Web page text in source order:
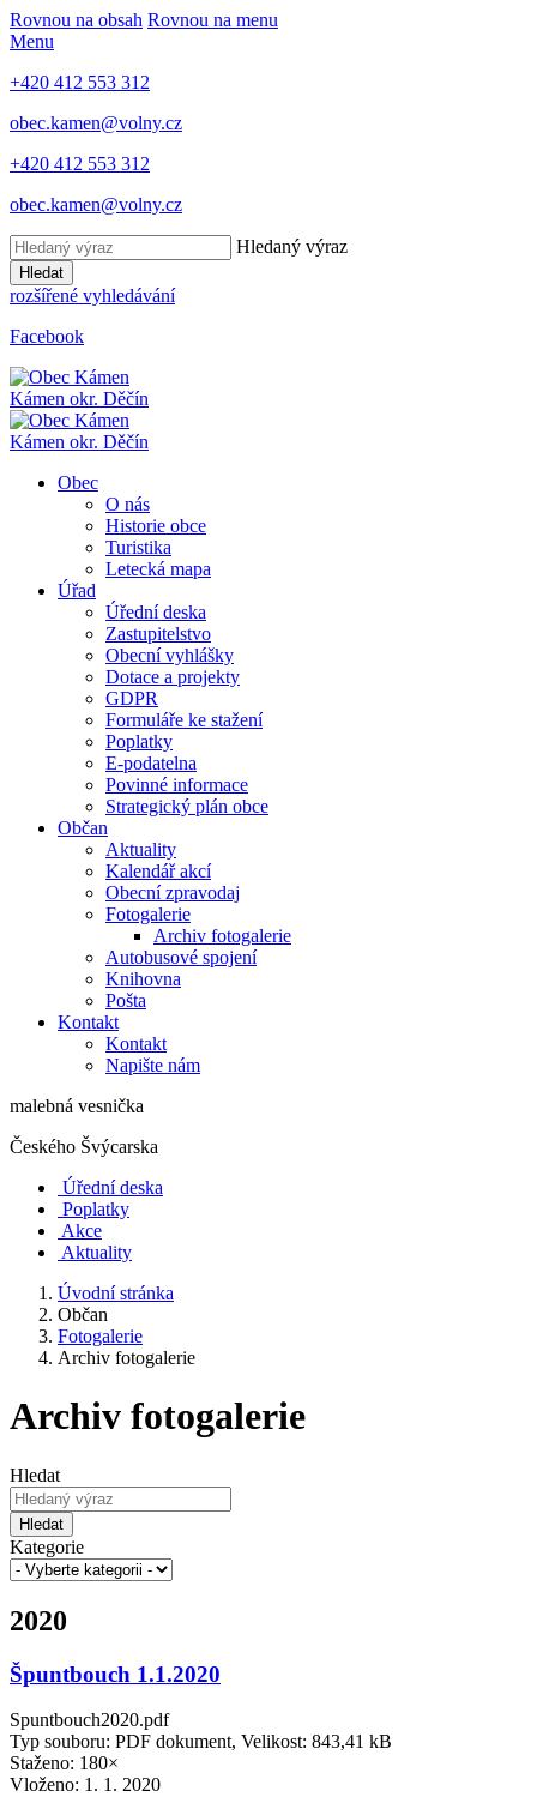
Rovnou na obsah Rovnou na menu
Menu
+420 412 553 312
obec.kamen@volny.cz
+420 412 553 312
obec.kamen@volny.cz
Hledaný výraz
Hledat
rozšířené vyhledávání
Facebook
Kámen okr. Děčín
Kámen okr. Děčín
Obec
O nás
Historie obce
Turistika
Letecká mapa
Úřad
Úřední deska
Zastupitelstvo
Obecní vyhlášky
Dotace a projekty
GDPR
Formuláře ke stažení
Poplatky
E-podatelna
Povinné informace
Strategický plán obce
Občan
Aktuality
Kalendář akcí
Obecní zpravodaj
Fotogalerie
Archiv fotogalerie
Autobusové spojení
Knihovna
Pošta
Kontakt
Kontakt
Napište nám
malebná vesnička
Českého Švýcarska
Úřední deska
Poplatky
Akce
Aktuality
Úvodní stránka
Občan
Fotogalerie
Archiv fotogalerie
Archiv fotogalerie
Hledat
Hledat
Kategorie
2020
Špuntbouch 1.1.2020
Spuntbouch2020.pdf
Typ souboru: PDF dokument, Velikost: 843,41 kB
Staženo: 180×
Vloženo: 1. 1. 2020